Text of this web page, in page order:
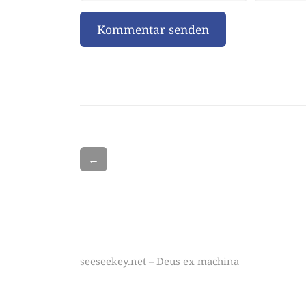
←
seeseekey.net – Deus ex machina